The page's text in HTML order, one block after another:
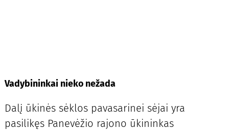
Vadybininkai nieko nežada
Dalį ūkinės sėklos pavasarinei sėjai yra
pasilikęs Panevėžio rajono ūkininkas